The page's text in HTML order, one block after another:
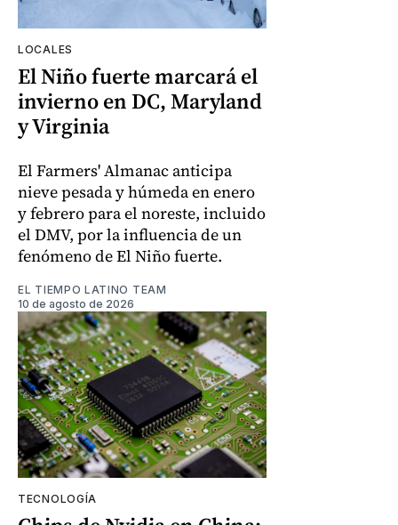
LOCALES
El Niño fuerte marcará el
invierno en DC, Maryland
y Virginia
El Farmers' Almanac anticipa
nieve pesada y húmeda en enero
y febrero para el noreste, incluido
el DMV, por la influencia de un
fenómeno de El Niño fuerte.
EL TIEMPO LATINO TEAM
10 de agosto de 2026
TECNOLOGÍA